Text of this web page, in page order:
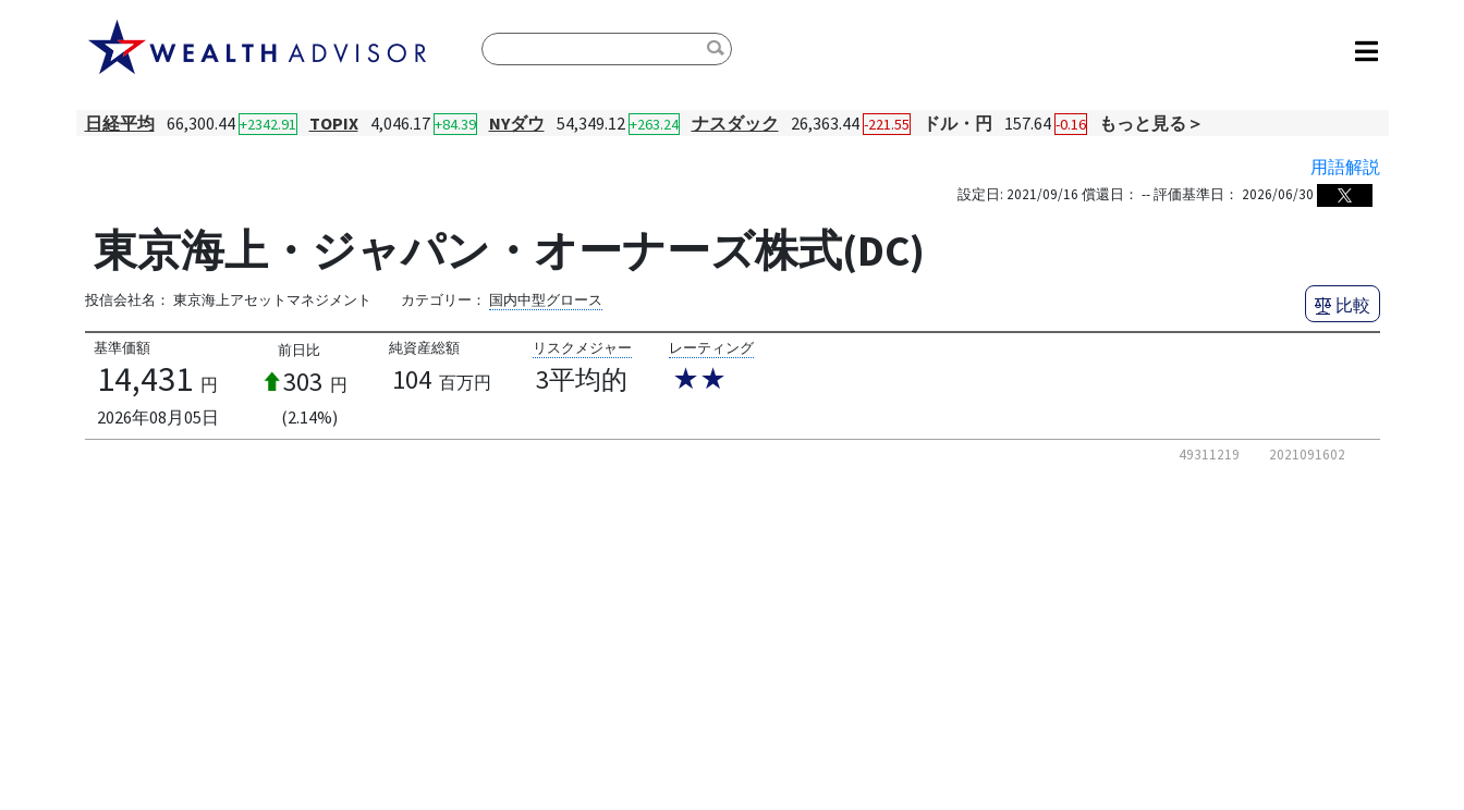
日経平均 66,300.44 +2342.91 TOPIX 4,046.17 +84.39 NYダウ 54,349.12 +263.24 ナスダック 26,363.44 -221.55 ドル・円 157.64 -0.16
もっと見る＞
用語解説
設定日: 2021/09/16 償還日： -- 評価基準日： 2026/06/30
東京海上・ジャパン・オーナーズ株式(DC)
投信会社名： 東京海上アセットマネジメント カテゴリー： 国内中型グロース 比較
基準価額
14,431 円
2026年08月05日
前日比
303 円
(2.14%)
純資産総額
104 百万円
リスクメジャー
3平均的
レーティング
★★
49311219 2021091602